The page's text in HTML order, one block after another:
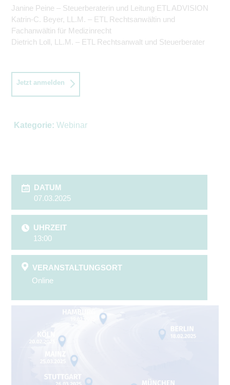
Janine Peine – Steuerberaterin und Leitung ETL ADVISION
Katrin-C. Beyer, LL.M. – ETL Rechtsanwältin und
Fachanwältin für Medizinrecht
Dietrich Loll, LL.M. – ETL Rechtsanwalt und Steuerberater
Jetzt anmelden
Kategorie: Webinar
DATUM
07.03.2025
UHRZEIT
13:00
VERANSTALTUNGSORT
Online